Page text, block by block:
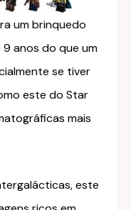
um brinquedo
anos do que um
se tiver
este do Star
mais
este